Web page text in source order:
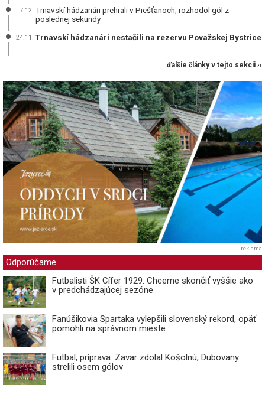
7.12. Trnavskí hádzanári prehrali v Piešťanoch, rozhodol gól z
poslednej sekundy
24.11. Trnavskí hádzanári nestačili na rezervu Považskej Bystrice
ďalšie články v tejto sekcii ››
reklama
Odporúčame
Futbalisti ŠK Cífer 1929: Chceme skončiť vyššie ako
v predchádzajúcej sezóne
Fanúšikovia Spartaka vylepšili slovenský rekord, opäť
pomohli na správnom mieste
Futbal, príprava: Zavar zdolal Košolnú, Dubovany
strelili osem gólov